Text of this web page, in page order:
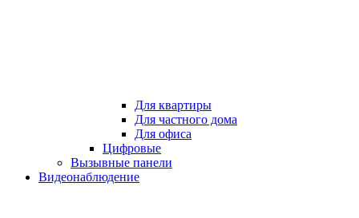
Для квартиры
Для частного дома
Для офиса
Цифровые
Вызывные панели
Видеонаблюдение